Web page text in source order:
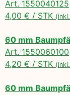
Art. 1550040125
4,00 € / STK
60 mm
Art. 1550060100
4,20 € / STK
60 mm